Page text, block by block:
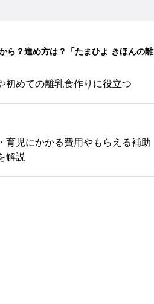
ら？進め方は？「たまひよ きほんの離
初めての離乳食作りに役立つ
育児にかかる費用やもらえる補助
解説